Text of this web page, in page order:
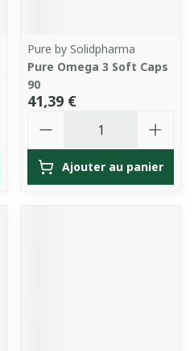
Pure by Solidpharma
Pure Omega 3 Soft Caps
90
41,39 €
Ajouter au panier